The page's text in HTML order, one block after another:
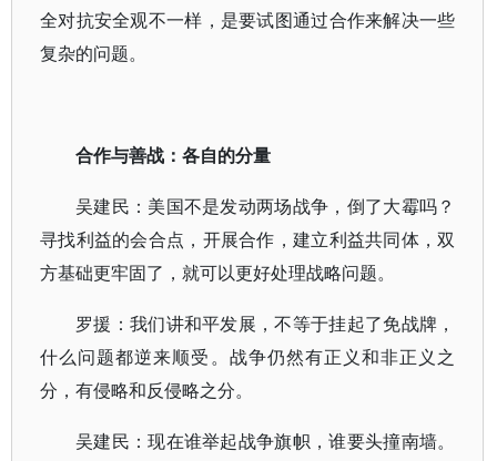
全对抗安全观不一样，是要试图通过合作来解决一些
复杂的问题。
合作与善战：各自的分量
吴建民：美国不是发动两场战争，倒了大霉吗？
寻找利益的会合点，开展合作，建立利益共同体，双
方基础更牢固了，就可以更好处理战略问题。
罗援：我们讲和平发展，不等于挂起了免战牌，
什么问题都逆来顺受。战争仍然有正义和非正义之
分，有侵略和反侵略之分。
吴建民：现在谁举起战争旗帜，谁要头撞南墙。